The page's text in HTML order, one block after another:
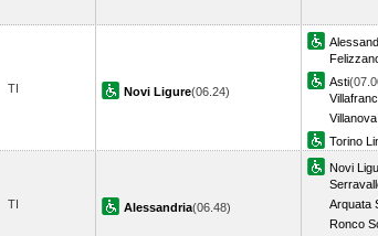
TI Novi Ligure(06.24)
Asti
Torino
TI Alessandria(06.48)
Novi
Arquata
Ronco